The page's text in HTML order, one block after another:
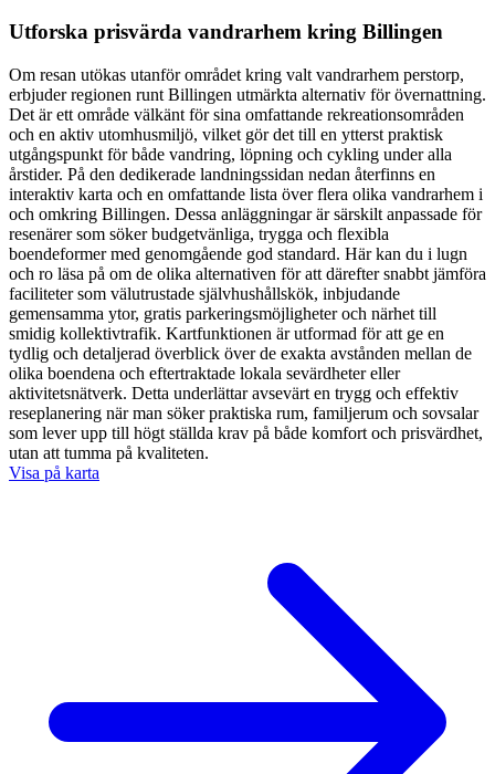
Utforska prisvärda vandrarhem kring Billingen
Om resan utökas utanför området kring valt vandrarhem perstorp,
erbjuder regionen runt Billingen utmärkta alternativ för övernattning.
Det är ett område välkänt för sina omfattande rekreationsområden
och en aktiv utomhusmiljö, vilket gör det till en ytterst praktisk
utgångspunkt för både vandring, löpning och cykling under alla
årstider. På den dedikerade landningssidan nedan återfinns en
interaktiv karta och en omfattande lista över flera olika vandrarhem i
och omkring Billingen. Dessa anläggningar är särskilt anpassade för
resenärer som söker budgetvänliga, trygga och flexibla
boendeformer med genomgående god standard. Här kan du i lugn
och ro läsa på om de olika alternativen för att därefter snabbt jämföra
faciliteter som välutrustade självhushållskök, inbjudande
gemensamma ytor, gratis parkeringsmöjligheter och närhet till
smidig kollektivtrafik. Kartfunktionen är utformad för att ge en
tydlig och detaljerad överblick över de exakta avstånden mellan de
olika boendena och eftertraktade lokala sevärdheter eller
aktivitetsnätverk. Detta underlättar avsevärt en trygg och effektiv
reseplanering när man söker praktiska rum, familjerum och sovsalar
som lever upp till högt ställda krav på både komfort och prisvärdhet,
utan att tumma på kvaliteten.
Visa på karta